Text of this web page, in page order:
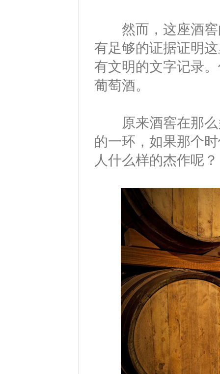
然而，这座酒窖
有足够的证据证明
有文明的文字记录
葡萄酒。
原来酒窖在那么
的一环，如果那个
人什么样的杰作呢？